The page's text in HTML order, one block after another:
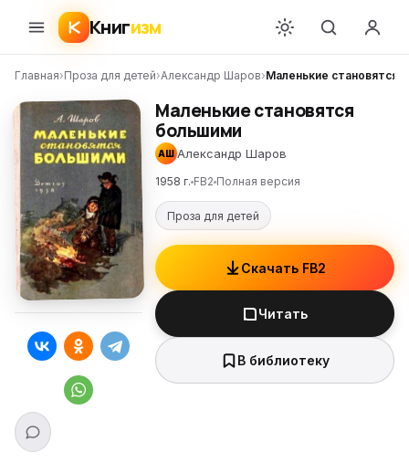
Книгизм
Главная›Проза для детей›Александр Шаров›Маленькие становятся
Маленькие становятся
большими
АШ Александр Шаров
1958 г. FB2 Полная версия
Проза для детей
Скачать FB2
Читать
В библиотеку